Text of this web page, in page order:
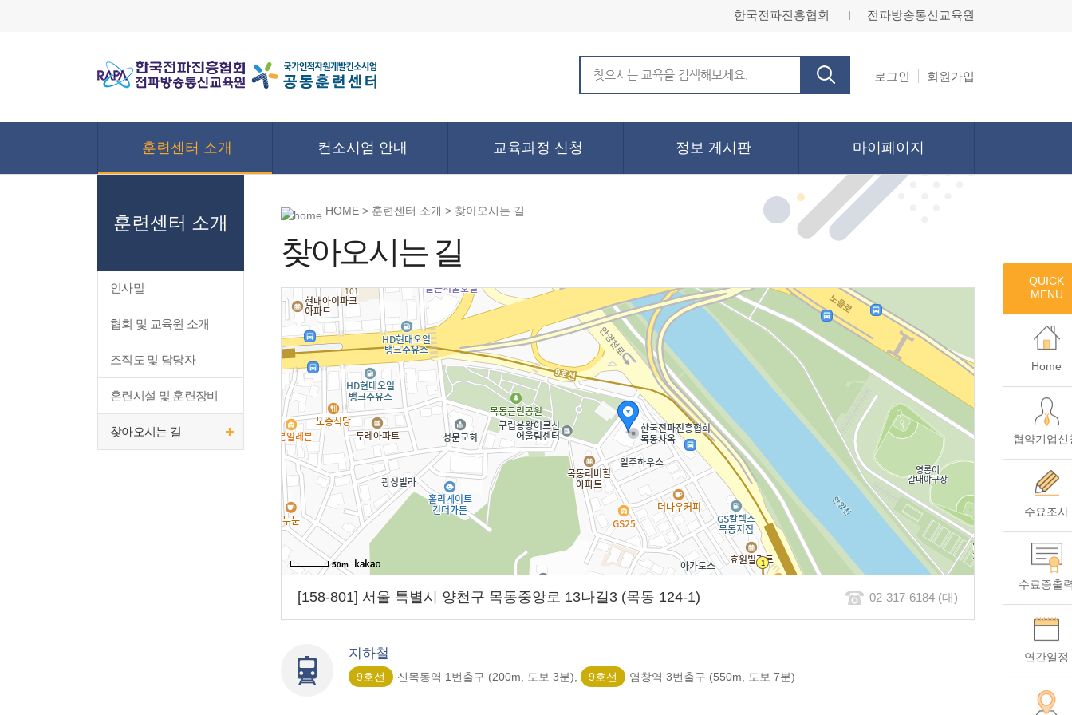
한국전파진흥협회 전파방송통신교육원
로그인 회원가입
QUICK
MENU
Home
협약기업신
수요조사
수료증출
연간일정
훈련센터 소개 컨소시엄 안내 교육과정 신청 정보 게시판 마이페이지
훈련센터 소개
인사말
협회 및 교육원 소개
조직도 및 담당자
훈련시설 및 훈련장비
찾아오시는 길
HOME > 훈련센터 소개 > 찾아오시는 길
찾아오시는 길
50m
[158-801] 서울 특별시 양천구 목동중앙로 13나길3 (목동 124-1) 02-317-6184 (대)
지하철
9호선 신목동역 1번출구 (200m, 도보 3분), 9호선 염창역 3번출구 (550m, 도보 7분)